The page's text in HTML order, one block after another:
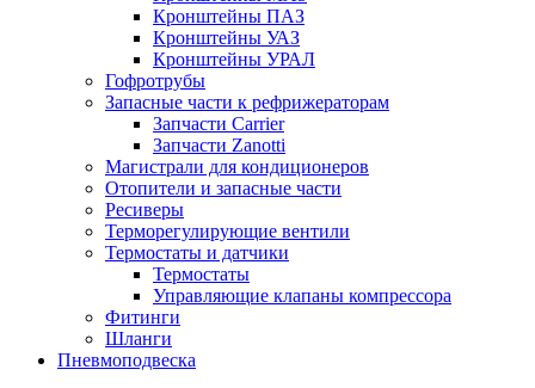
Кронштейны ПАЗ
Кронштейны УАЗ
Кронштейны УРАЛ
Гофротрубы
Запасные части к рефрижераторам
Запчасти Carrier
Запчасти Zanotti
Магистрали для кондиционеров
Отопители и запасные части
Ресиверы
Терморегулирующие вентили
Термостаты и датчики
Термостаты
Управляющие клапаны компрессора
Фитинги
Шланги
Пневмоподвеска